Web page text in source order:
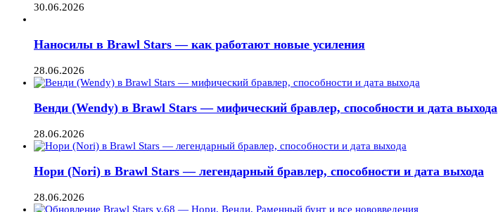
30.06.2026
Наносилы в Brawl Stars — как работают новые усиления
28.06.2026
Венди (Wendy) в Brawl Stars — мифический бравлер, способности и дата выхода
28.06.2026
Нори (Nori) в Brawl Stars — легендарный бравлер, способности и дата выхода
28.06.2026